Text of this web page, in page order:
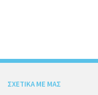
ΣΧΕΤΙΚΑ ΜΕ ΜΑΣ